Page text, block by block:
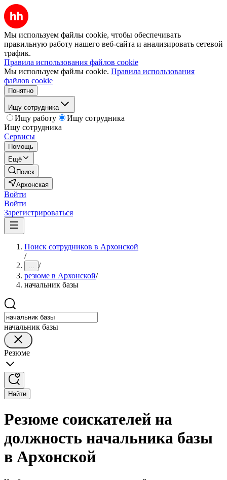
Мы используем файлы cookie, чтобы обеспечивать
правильную работу нашего веб-сайта и анализировать сетевой
трафик.
Правила использования файлов cookie
Мы используем файлы cookie. Правила использования
файлов cookie
Понятно
Ищу сотрудника
Ищу работу
Ищу сотрудника
Ищу сотрудника
Сервисы
Помощь
Ещё
Поиск
Архонская
Войти
Войти
Зарегистрироваться
Поиск сотрудников в Архонской
/
... /
резюме в Архонской/
начальник базы
начальник базы
Резюме
Найти
Резюме соискателей на
должность начальника базы
в Архонской